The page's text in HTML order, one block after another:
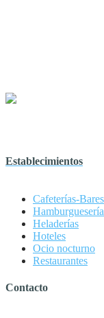
Establecimientos
Cafeterías-Bares
Heladerías
Hoteles
Ocio nocturno
Restaurantes
Contacto